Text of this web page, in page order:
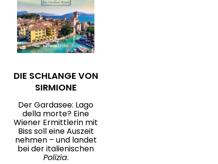
DIE SCHLANGE VON
SIRMIONE
Der Gardasee: Lago
della morte? Eine
Wiener Ermittlerin mit
Biss soll eine Auszeit
nehmen – und landet
bei der italienischen
Polizia.